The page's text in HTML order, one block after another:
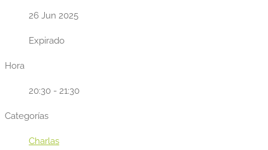
26 Jun 2025
Expirado
Hora
20:30 - 21:30
Categorías
Charlas